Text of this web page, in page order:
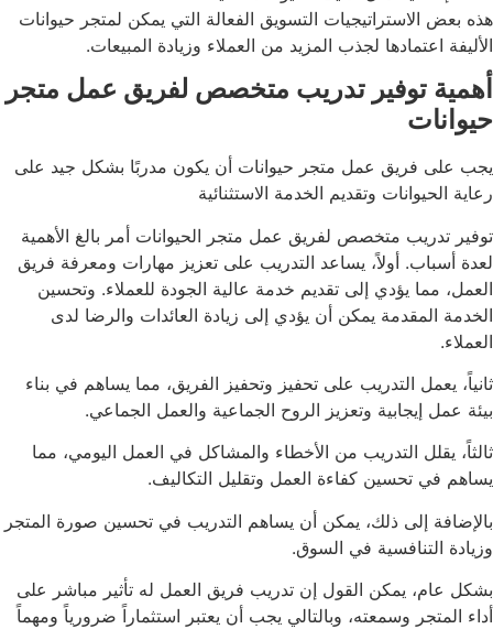
هذه بعض الاستراتيجيات التسويق الفعالة التي يمكن لمتجر حيوانات
الأليفة اعتمادها لجذب المزيد من العملاء وزيادة المبيعات.
أهمية توفير تدريب متخصص لفريق عمل متجر
حيوانات
يجب على فريق عمل متجر حيوانات أن يكون مدربًا بشكل جيد على
رعاية الحيوانات وتقديم الخدمة الاستثنائية
توفير تدريب متخصص لفريق عمل متجر الحيوانات أمر بالغ الأهمية
لعدة أسباب. أولاً، يساعد التدريب على تعزيز مهارات ومعرفة فريق
العمل، مما يؤدي إلى تقديم خدمة عالية الجودة للعملاء. وتحسين
الخدمة المقدمة يمكن أن يؤدي إلى زيادة العائدات والرضا لدى
العملاء.
ثانياً، يعمل التدريب على تحفيز وتحفيز الفريق، مما يساهم في بناء
بيئة عمل إيجابية وتعزيز الروح الجماعية والعمل الجماعي.
ثالثاً، يقلل التدريب من الأخطاء والمشاكل في العمل اليومي، مما
يساهم في تحسين كفاءة العمل وتقليل التكاليف.
بالإضافة إلى ذلك، يمكن أن يساهم التدريب في تحسين صورة المتجر
وزيادة التنافسية في السوق.
بشكل عام، يمكن القول إن تدريب فريق العمل له تأثير مباشر على
أداء المتجر وسمعته، وبالتالي يجب أن يعتبر استثماراً ضرورياً ومهماً